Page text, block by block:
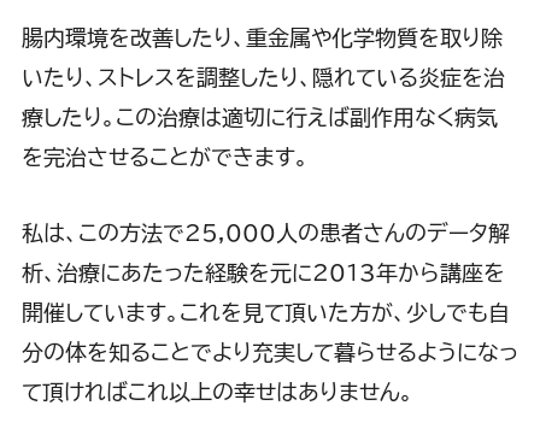
腸内環境を改善したり、重金属や化学物質を取り除
いたり、ストレスを調整したり、隠れている炎症を治
療したり。この治療は適切に行えば副作用なく病気
を完治させることができます。
私は、この方法で25,000人の患者さんのデータ解
析、治療にあたった経験を元に2013年から講座を
開催しています。これを見て頂いた方が、少しでも自
分の体を知ることでより充実して暮らせるようになっ
て頂ければこれ以上の幸せはありません。